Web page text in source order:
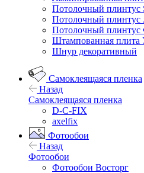
Потолочный плинтус
Потолочный плинтус
Потолочный плинтус
Штампованная плита
Шнур декоративный
Самоклеящаяся пленка
Назад
Самоклеящаяся пленка
D-C-FIX
axelfix
Фотообои
Назад
Фотообои
Фотообои Восторг